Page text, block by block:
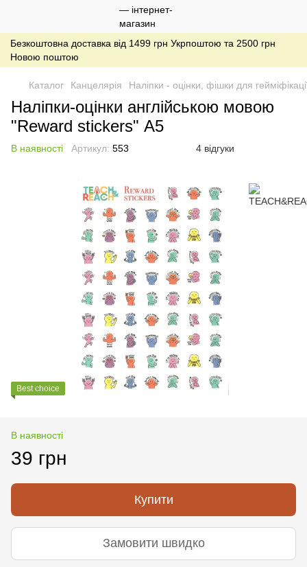
Безкоштовна доставка від 1499 грн Укрпоштою та 2500 грн
Новою поштою
Каталог Канцелярія Наліпки - оцінки, фішки для
Наліпки-оцінки англійською мовою
"Reward stickers" А5
В наявності Артикул: 553 4 відгуки
Best choice
В наявності
39 грн
Купити
Замовити швидко